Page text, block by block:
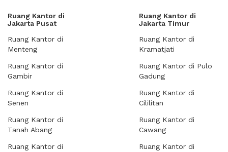
Ruang Kantor di
Jakarta Pusat
Ruang Kantor di
Menteng
Ruang Kantor di
Gambir
Ruang Kantor di
Senen
Ruang Kantor di
Tanah Abang
Ruang Kantor di
Ruang Kantor di
Jakarta Timur
Ruang Kantor di
Kramatjati
Ruang Kantor di Pulo
Gadung
Ruang Kantor di
Cililitan
Ruang Kantor di
Cawang
Ruang Kantor di